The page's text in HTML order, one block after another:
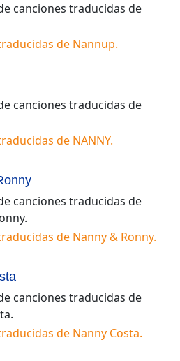
canciones traducidas de
de Nannup.
canciones traducidas de
de NANNY.
canciones traducidas de
.
de Nanny & Ronny.
canciones traducidas de
.
de Nanny Costa.